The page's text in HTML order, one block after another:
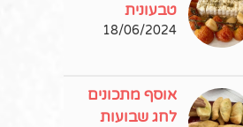
טבעונית
18/06/2024
אוסף מתכונים
לחג שבועות